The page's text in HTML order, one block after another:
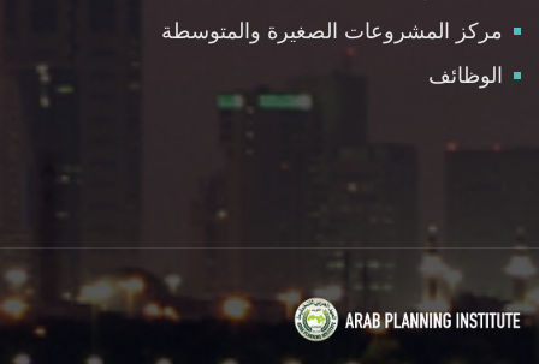
مركز المشروعات الصغيرة والمتوسطة
الوظائف